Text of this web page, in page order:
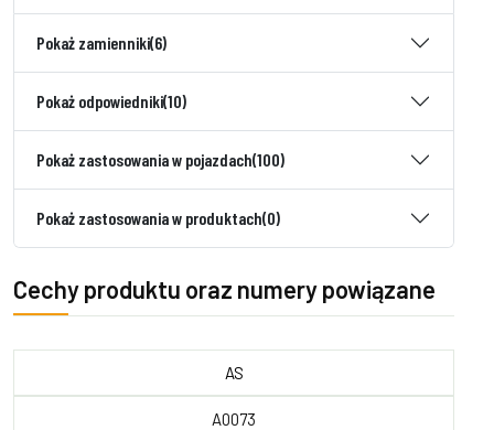
Pokaż zamienniki(6)
Pokaż odpowiedniki(10)
Pokaż zastosowania w pojazdach(100)
Pokaż zastosowania w produktach(0)
Cechy produktu oraz numery powiązane
AS
A0073